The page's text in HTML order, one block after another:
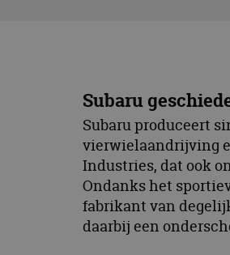
Subaru
Subaru produceert
vierwielaandrijving
Industries, dat ook
Ondanks het
fabrikant van
daarbij een